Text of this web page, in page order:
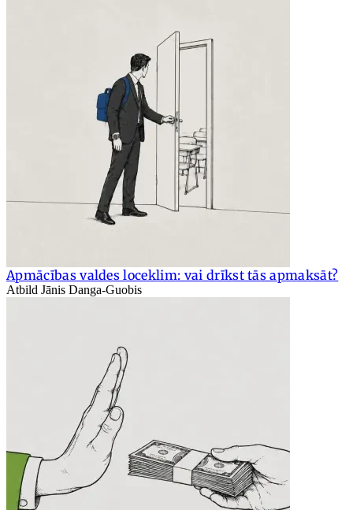
Apmācības valdes loceklim: vai drīkst tās apmaksāt?
Atbild Jānis Danga-Guobis